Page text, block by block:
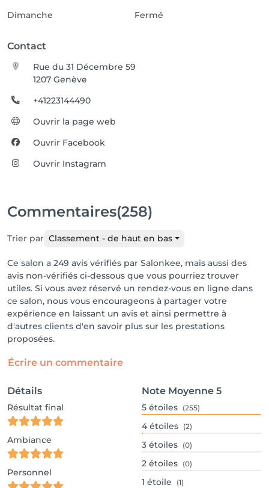
Dimanche
Fermé
Contact
Rue du 31 Décembre 59
1207 Genève
+41223144490
Ouvrir la page web
Ouvrir Facebook
Ouvrir Instagram
Commentaires(258)
Trier par Classement - de haut en bas
Ce salon a 249 avis vérifiés par Salonkee, mais aussi des
avis non-vérifiés ci-dessous que vous pourriez trouver
utiles. Si vous avez réservé un rendez-vous en ligne dans
ce salon, nous vous encourageons à partager votre
expérience en laissant un avis et ainsi permettre à
d'autres clients d'en savoir plus sur les prestations
proposées.
Écrire un commentaire
Détails
Résultat final
Ambiance
Personnel
Note Moyenne 5
5 étoiles (255)
4 étoiles (2)
3 étoiles (0)
2 étoiles (0)
1 étoile (1)